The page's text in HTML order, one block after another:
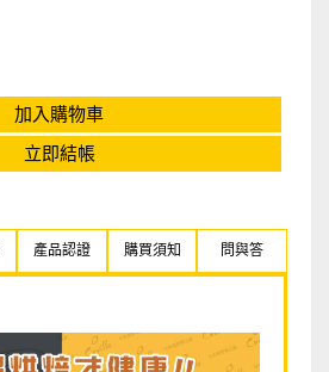
加入購物車
立即結帳
產品認證 購買須知 問與答